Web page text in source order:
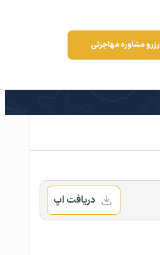
رزرو مشاوره مهاجرتی
دریافت اپ